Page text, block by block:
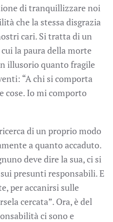
di tranquillizzare noi
che la stessa disgrazia
cari. Si tratta di un
la paura della morte
illusorio quanto fragile
“A chi si comporta
cose. Io mi comporto
di un proprio modo
a quanto accaduto.
deve dire la sua, ci si
presunti responsabili. E
per accanirsi sulle
cercata”. Ora, è del
ci sono e